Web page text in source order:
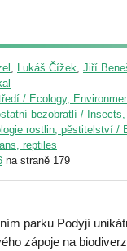
, Lukáš Čížek, Jiří
/ Ecology,
bezobratlí /
rostlin, pěstitelství /
reptiles
na straně 179
parku Podyjí
zápoje na